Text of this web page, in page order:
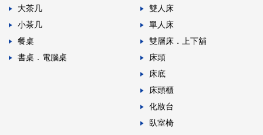
大茶几
小茶几
餐桌
書桌．電腦桌
雙人床
單人床
雙層床．上下舖
床頭
床底
床頭櫃
化妝台
臥室椅